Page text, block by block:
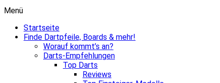
Menü
Startseite
Finde Dartpfeile, Boards & mehr!
Worauf kommt’s an?
Darts-Empfehlungen
Top Darts
Reviews